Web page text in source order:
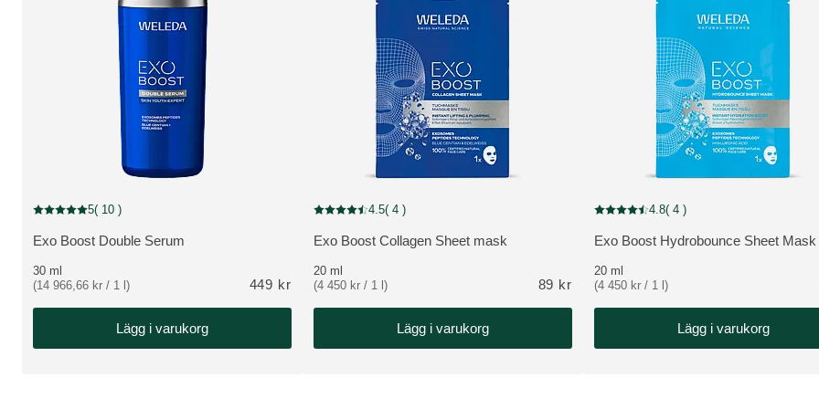
NEW
VISA PRODUKT:
Exo Boost Double Serum
Nuvarande betyg: 5 av 5 stjärnor Betygsatt av 10 kunder
5( 10 )
30 ml
(14 966,66 kr / 1 l)
449 kr
Lägg i varukorg
NEW
VISA PRODUKT:
Exo Boost Collagen Sheet mask
Nuvarande betyg: 4.5 av 5 stjärnor Betygsatt av 4 kunder
4.5( 4 )
20 ml
(4 450 kr / 1 l)
89 kr
Lägg i varukorg
NEW
VISA PRODUKT:
Exo Boost Hydrobounce Sheet Mask
Nuvarande betyg: 4.8 av 5 stjärnor
4.8( 4 )
20 ml
(4 450 kr / 1 l)
Lägg i varukorg